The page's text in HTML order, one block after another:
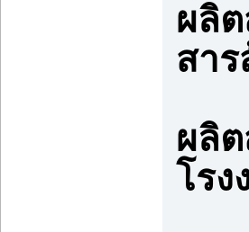
ผลิ
สา
ผลิ
โรง